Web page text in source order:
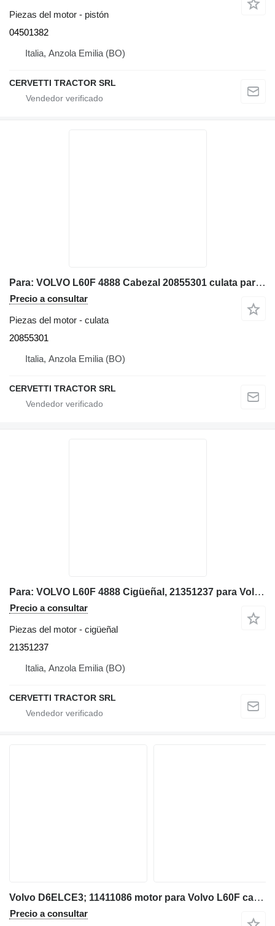
Piezas del motor - pistón
04501382
Italia, Anzola Emilia (BO)
CERVETTI TRACTOR SRL
Para: VOLVO L60F 4888 Cabezal 20855301 culata para Volvo L60F cargadora de ruedas
Precio a consultar
Piezas del motor - culata
20855301
Italia, Anzola Emilia (BO)
CERVETTI TRACTOR SRL
Para: VOLVO L60F 4888 Cigüeñal, 21351237 para Volvo L60F 4888, L60F cargadora de ruedas
Precio a consultar
Piezas del motor - cigüeñal
21351237
Italia, Anzola Emilia (BO)
CERVETTI TRACTOR SRL
Volvo D6ELCE3; 11411086 motor para Volvo L60F cargadora de ruedas
Precio a consultar